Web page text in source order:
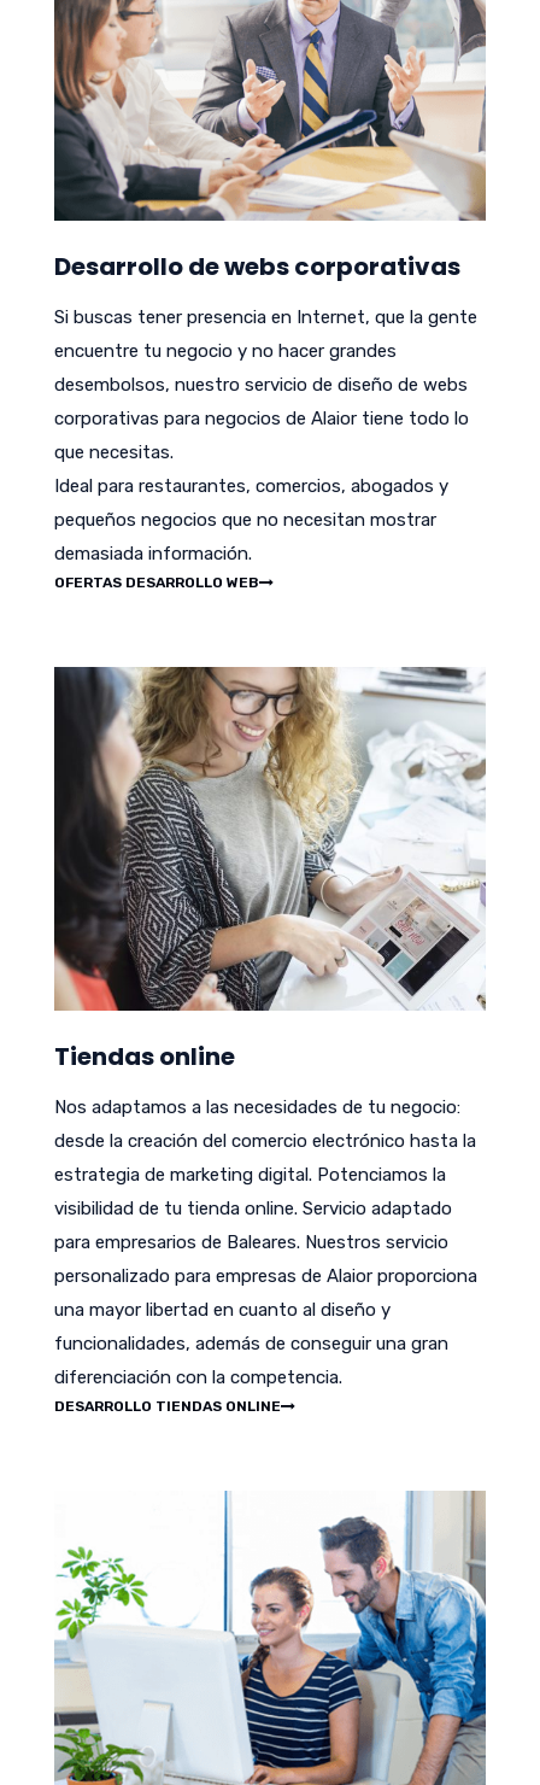
Desarrollo de webs corporativas
Si buscas tener presencia en Internet, que la gente
encuentre tu negocio y no hacer grandes
desembolsos, nuestro servicio de diseño de webs
corporativas para negocios de Alaior tiene todo lo
que necesitas.
Ideal para restaurantes, comercios, abogados y
pequeños negocios que no necesitan mostrar
demasiada información.
OFERTAS DESARROLLO WEB
Tiendas online
Nos adaptamos a las necesidades de tu negocio:
desde la creación del comercio electrónico hasta la
estrategia de marketing digital. Potenciamos la
visibilidad de tu tienda online. Servicio adaptado
para empresarios de Baleares. Nuestros servicio
personalizado para empresas de Alaior proporciona
una mayor libertad en cuanto al diseño y
funcionalidades, además de conseguir una gran
diferenciación con la competencia.
DESARROLLO TIENDAS ONLINE